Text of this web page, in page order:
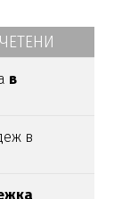
в
в